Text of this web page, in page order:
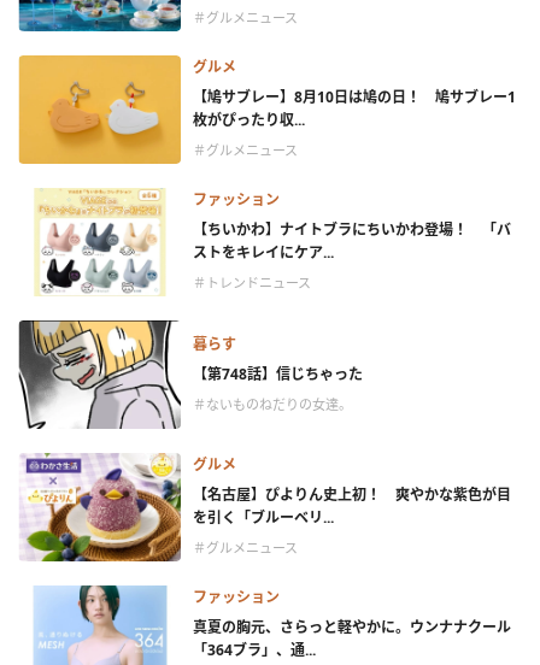
＃グルメニュース
グルメ
【鳩サブレー】8月10日は鳩の日！ 鳩サブレー1
枚がぴったり収...
＃グルメニュース
ファッション
【ちいかわ】ナイトブラにちいかわ登場！ 「バ
ストをキレイにケア...
＃トレンドニュース
暮らす
【第748話】信じちゃった
＃ないものねだりの女達。
グルメ
【名古屋】ぴよりん史上初！ 爽やかな紫色が目
を引く「ブルーベリ...
＃グルメニュース
ファッション
真夏の胸元、さらっと軽やかに。ウンナナクール
「364ブラ」、通...